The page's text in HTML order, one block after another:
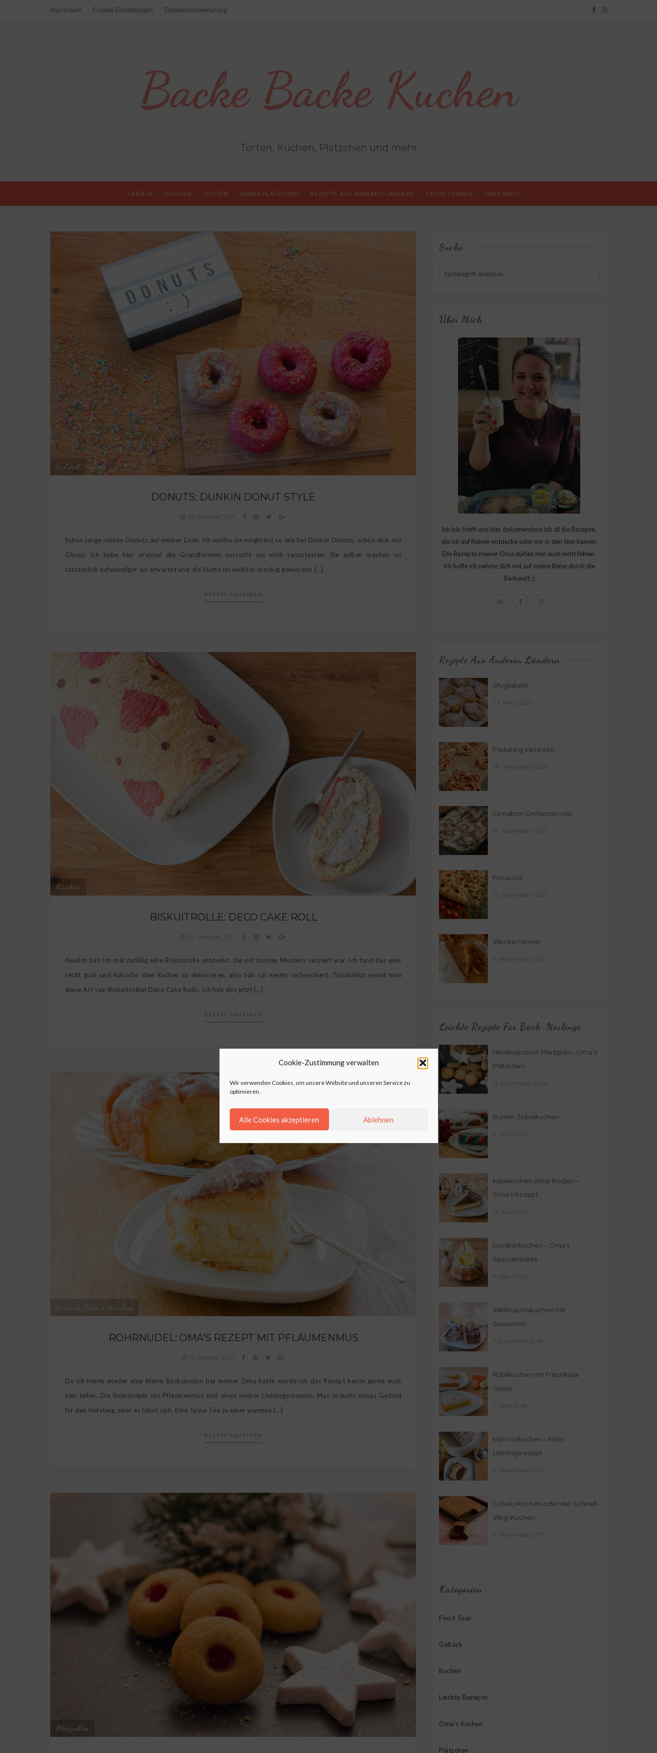
Cookie-Zustimmung verwalten
Wir verwenden Cookies, um unsere Website und unseren Service zu
optimieren.
Alle Cookies akzeptieren Ablehnen
Impressum Cookie-Einstellungen Datenschutzerklärung
Backe Backe Kuchen
Torten, Kuchen, Plätzchen und mehr
GEBÄCK KUCHEN TORTEN OMA’S PLÄTZCHEN REZEPTE AUS ANDEREN LÄNDERN FOOD TOUREN ÜBER MICH
Gebäck
DONUTS: DUNKIN DONUT STYLE
28. Oktober 2017
Schon lange stehen Donuts auf meiner Liste. Ich wollte sie möglichst so wie bei Dunkin Donuts, schön dick mit
Glasur. Ich habe hier erstmal die Grundformen versucht um mich ranzutasten. Sie selber machen ist
tatsächlich aufwändiger als erwartet und die Küche ist wirklich dreckig geworden […]
REZEPT ANZEIGEN
Kuchen
BISKUITROLLE: DECO CAKE ROLL
24. Oktober 2017
Neulich hab ich mal zufällig eine Biskuitrolle entdeckt, die mit bunten Mustern verziert war. Ich fand das eine
recht gute und hübsche Idee Kuchen zu dekorieren, also hab ich weiter recherchiert. Tatsächlich nennt man
diese Art von Biskuitrollen Deco Cake Rolls. Ich hab das jetzt […]
REZEPT ANZEIGEN
Gebäck Oma's Kuchen
ROHRNUDEL: OMA’S REZEPT MIT PFLAUMENMUS
15. Oktober 2017
Da ich heute wieder eine kleine Backsession bei meiner Oma hatte würde ich das Rezept heute gerne auch
hier teilen. Die Rohrnudeln mit Pflaumenmus sind eines meiner Lieblingsrezepte. Man braucht etwas Geduld
für den Hefeteig, aber es lohnt sich. Eine Tasse Tee zu einer warmen […]
REZEPT ANZEIGEN
Plätzchen
Suche
Über Mich
Ich bin Steffi und hier dokumentiere ich all die Rezepte,
die ich auf Reisen entdecke oder mir in den Sinn kamen.
Die Rezepte meiner Oma dürfen hier auch nicht fehlen.
Ich hoffe ich nehme dich mit auf meine Reise durch die
Backwelt :)
Rezepte Aus Anderen Ländern
Sfogliatelle
23. März 2022
Pastateig Varianten
28. November 2021
Cinnabon Cinnamon rolls
19. November 2021
Focaccia
12. November 2021
Weckemänner
5. November 2021
Leichte Rezepte Für Back-Neulinge
Heidesand mit Marzipan – Oma’s
Plätzchen
13. Dezember 2020
Bunter Zebrakuchen
5. Juni 2020
Käsekuchen ohne Boden –
Oma’s Rezept
13. April 2019
Eierlikörkuchen – Oma’s
Spezialrezept
6. April 2019
Weihnachtskuchen mit
Gewürzen
7. Dezember 2018
Rüblikuchen mit Frischkäse
Glasur
7. April 2018
Marmorkuchen – Mein
Lieblingsrezept
11. November 2017
Schokokuchen oder der Schnell-
Weg-Kuchen
2. November 2017
Kategorien
Food Tour
Gebäck
Kuchen
Leichte Rezepte
Oma's Kuchen
Plätzchen